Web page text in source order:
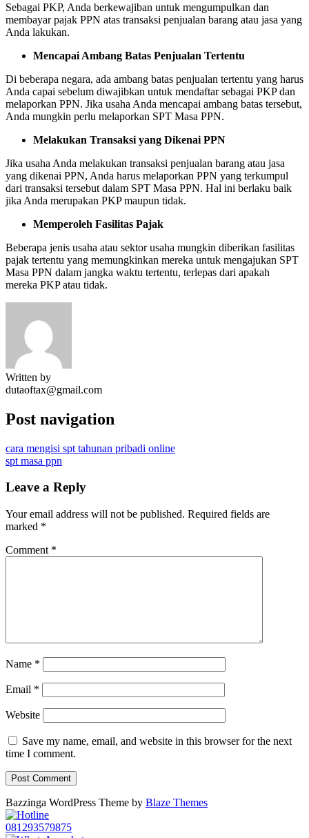
Sebagai PKP, Anda berkewajiban untuk mengumpulkan dan
membayar pajak PPN atas transaksi penjualan barang atau jasa yang
Anda lakukan.
Mencapai Ambang Batas Penjualan Tertentu
Di beberapa negara, ada ambang batas penjualan tertentu yang harus
Anda capai sebelum diwajibkan untuk mendaftar sebagai PKP dan
melaporkan PPN. Jika usaha Anda mencapai ambang batas tersebut,
Anda mungkin perlu melaporkan SPT Masa PPN.
Melakukan Transaksi yang Dikenai PPN
Jika usaha Anda melakukan transaksi penjualan barang atau jasa
yang dikenai PPN, Anda harus melaporkan PPN yang terkumpul
dari transaksi tersebut dalam SPT Masa PPN. Hal ini berlaku baik
jika Anda merupakan PKP maupun tidak.
Memperoleh Fasilitas Pajak
Beberapa jenis usaha atau sektor usaha mungkin diberikan fasilitas
pajak tertentu yang memungkinkan mereka untuk mengajukan SPT
Masa PPN dalam jangka waktu tertentu, terlepas dari apakah
mereka PKP atau tidak.
Written by
dutaoftax@gmail.com
Post navigation
cara mengisi spt tahunan pribadi online
spt masa ppn
Leave a Reply
Your email address will not be published. Required fields are
marked *
Comment *
Name *
Email *
Website
Save my name, email, and website in this browser for the next
time I comment.
Bazzinga WordPress Theme by Blaze Themes
081293579875